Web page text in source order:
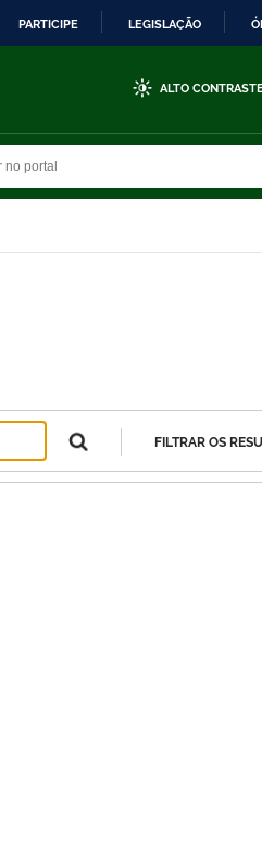
PARTICIPE LEGISLAÇÃO
ALTO
FILTRAR OS